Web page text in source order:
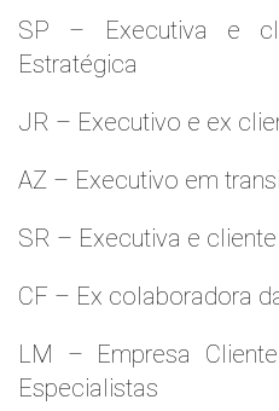
SP – Executiva e
Estratégica
JR – Executivo e ex
AZ – Executivo em
SR – Executiva e
CF – Ex colaboradora
LM – Empresa
Especialistas